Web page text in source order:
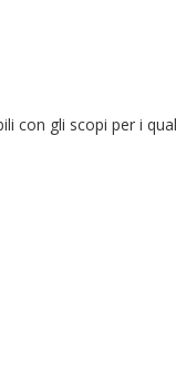
con gli scopi per i